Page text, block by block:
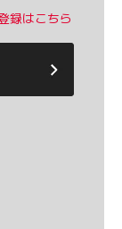
録はこちら